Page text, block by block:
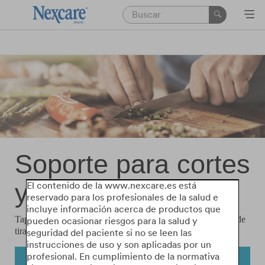
El contenido de la www.nexcare.es está
reservado para los profesionales de la salud e
incluye información acerca de productos que
pueden ocasionar riesgos para la salud y
seguridad del paciente si no se leen las
instrucciones de uso y son aplicadas por un
profesional. En cumplimiento de la normativa
Soporte para cortes
y heridas
Tape sus heridas con cuidado: descubra nuestros productos de
tiras adhesivas de alta calidad.
EXPLORE NUESTRA GAMA DE PRODUCTOS